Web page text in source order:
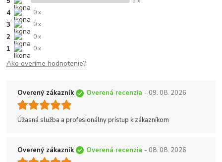
4 0 x
3 0 x
2 0 x
1 0 x
Ako overíme hodnotenie?
Overený zákazník Overená recenzia - 09. 08. 2026
Úžasná služba a profesionálny prístup k zákazníkom
Overený zákazník Overená recenzia - 08. 08. 2026